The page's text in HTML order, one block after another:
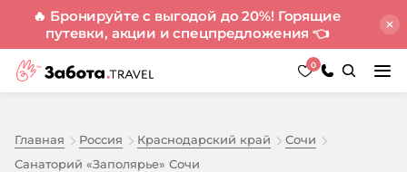
🔥 Бронируйте с выгодой до 20%! Горящие
путевки, акции и спецпредложения 👈
0
Главная Россия Краснодарский край
Сочи
Санаторий «Заполярье» Сочи